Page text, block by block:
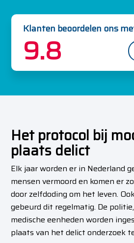
Klanten beoordelen ons
9.8
Het protocol bij
plaats delict
Elk jaar worden er in Nederland
mensen vermoord en komen er
door zelfdoding om het leven.
gebeurd dit regelmatig. De
medische eenheden worden
plaats van het delict onderzoek